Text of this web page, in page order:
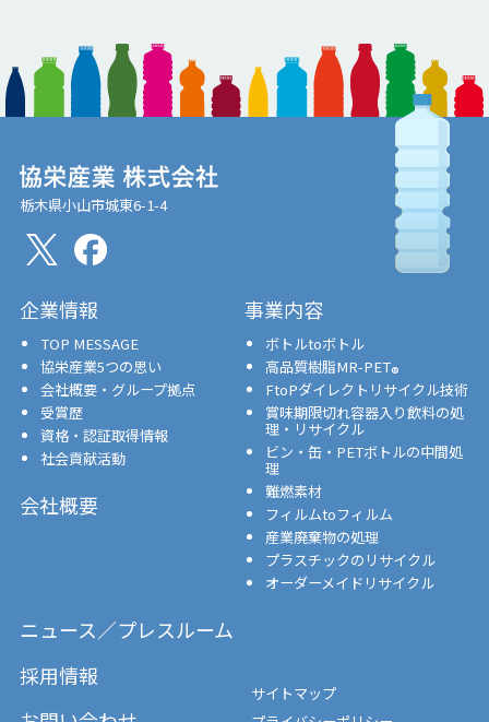
栃木県小山市城東6-1-4
企業情報
TOP MESSAGE
協栄産業5つの思い
会社概要・グループ拠点
受賞歴
資格・認証取得情報
社会貢献活動
会社概要
事業内容
ボトルtoボトル
高品質樹脂MR-PET®
FtoPダイレクトリサイクル技術
賞味期限切れ容器入り飲料の処
理・リサイクル
ビン・缶・PETボトルの中間処
理
難燃素材
フィルムtoフィルム
産業廃棄物の処理
プラスチックのリサイクル
オーダーメイドリサイクル
ニュース／プレスルーム
採用情報
サイトマップ